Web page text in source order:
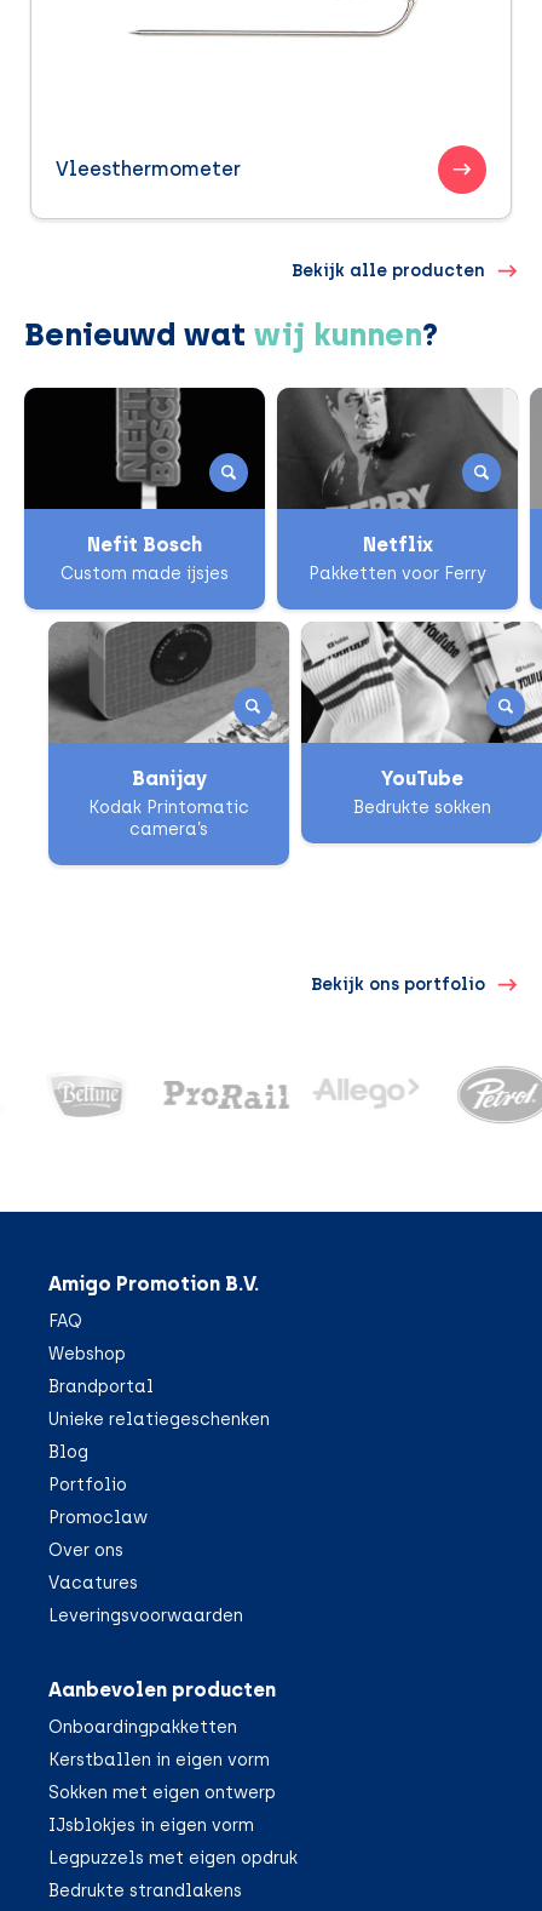
Vleesthermometer
Bekijk alle producten
Benieuwd wat wij kunnen?
Nefit Bosch
Custom made ijsjes
Banijay
Kodak Printomatic
camera’s
Netflix
Pakketten voor Ferry
YouTube
Bedrukte sokken
Bekijk ons portfolio
Amigo Promotion B.V.
FAQ
Webshop
Brandportal
Unieke relatiegeschenken
Blog
Portfolio
Promoclaw
Over ons
Vacatures
Leveringsvoorwaarden
Aanbevolen producten
Onboardingpakketten
Kerstballen in eigen vorm
Sokken met eigen ontwerp
IJsblokjes in eigen vorm
Legpuzzels met eigen opdruk
Bedrukte strandlakens